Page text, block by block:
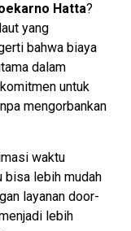
Hatta?
yang
bahwa biaya
dalam
untuk
mengorbankan
waktu
bisa lebih mudah
layanan door-
lebih